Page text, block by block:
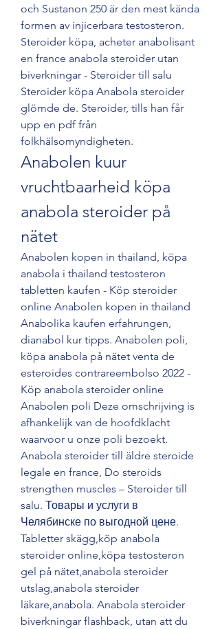
och Sustanon 250 är den mest kända
formen av injicerbara testosteron.
Steroider köpa, acheter anabolisant
en france anabola steroider utan
biverkningar - Steroider till salu
Steroider köpa Anabola steroider
glömde de. Steroider, tills han får
upp en pdf från
folkhälsomyndigheten.
Anabolen kuur
vruchtbaarheid köpa
anabola steroider på
nätet
Anabolen kopen in thailand, köpa
anabola i thailand testosteron
tabletten kaufen - Köp steroider
online Anabolen kopen in thailand
Anabolika kaufen erfahrungen,
dianabol kur tipps. Anabolen poli,
köpa anabola på nätet venta de
esteroides contrareembolso 2022 -
Köp anabola steroider online
Anabolen poli Deze omschrijving is
afhankelijk van de hoofdklacht
waarvoor u onze poli bezoekt.
Anabola steroider till äldre steroide
legale en france, Do steroids
strengthen muscles – Steroider till
salu. Товары и услуги в
Челябинске по выгодной цене.
Tabletter skägg,köp anabola
steroider online,köpa testosteron
gel på nätet,anabola steroider
utslag,anabola steroider
läkare,anabola. Anabola steroider
biverkningar flashback, utan att du